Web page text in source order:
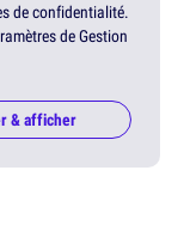
de confidentialité.
de Gestion
& afficher